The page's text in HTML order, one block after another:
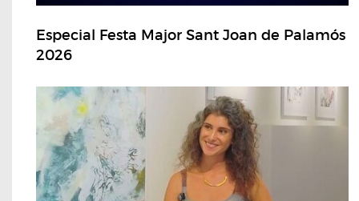
Especial Festa Major Sant Joan de Palamós
2026